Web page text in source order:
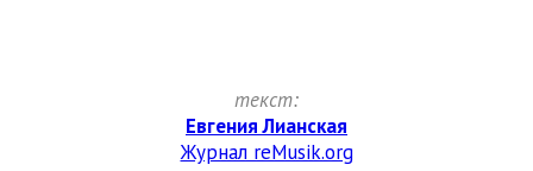
текст:
Евгения Лианская
Журнал reMusik.org